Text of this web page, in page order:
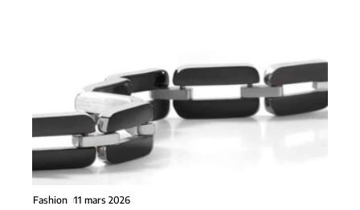
Fashion 11 mars 2026